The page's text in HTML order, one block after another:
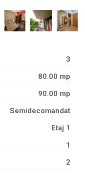
3
80.00 mp
90.00 mp
Semidecomandat
Etaj 1
1
2